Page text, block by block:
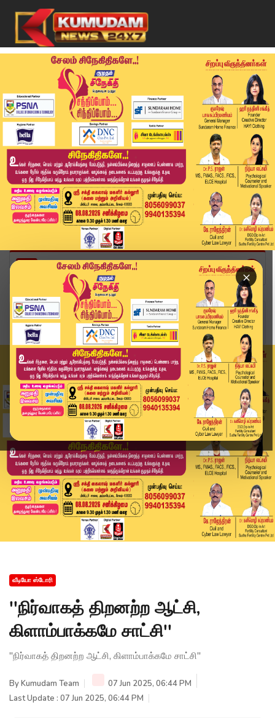
×
Home
வீடியோ ஸ்டோரி
''நிர்வாகத் திறனற்ற ஆட்சி, கிளாம்பாக்கமே சாட்சி''
வீடியோ ஸ்டோரி
''நிர்வாகத் திறனற்ற ஆட்சி,
கிளாம்பாக்கமே சாட்சி''
''நிர்வாகத் திறனற்ற ஆட்சி, கிளாம்பாக்கமே சாட்சி''
ByKumudam Team
07 Jun 2025, 06:44 PM
Last Update : 07 Jun 2025, 06:44 PM